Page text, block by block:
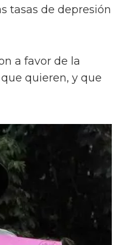
tasas de depresión
a favor de la
quieren, y que